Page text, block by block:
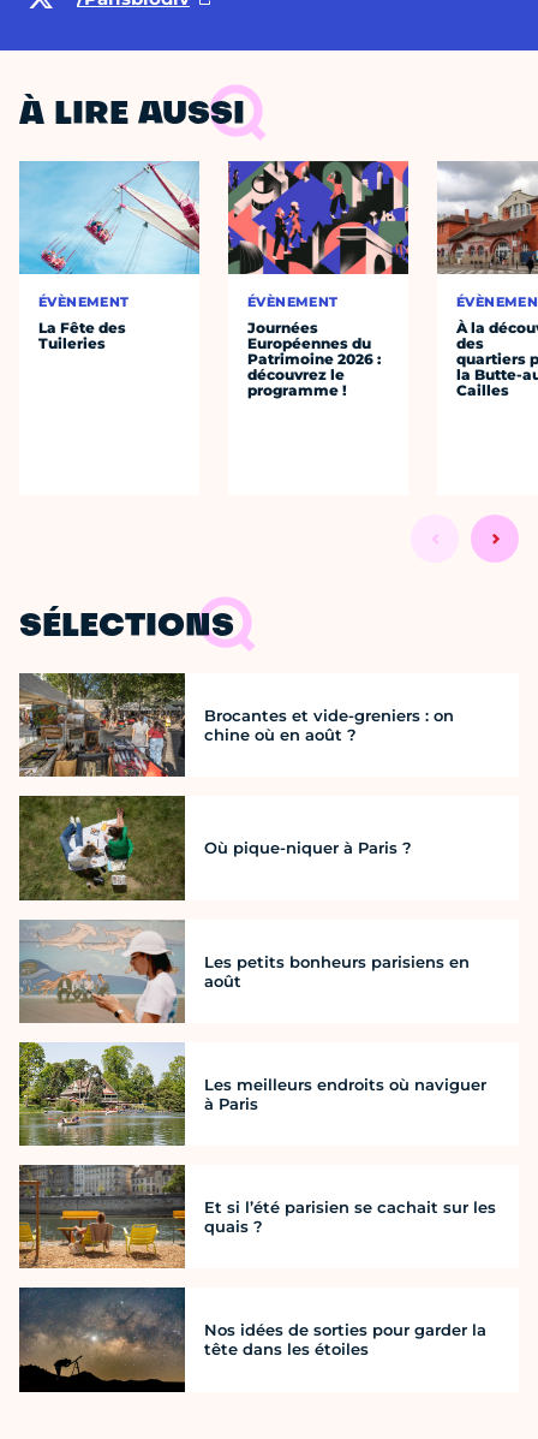
À LIRE AUSSI
ÉVÈNEMENT
La Fête des
Tuileries
ÉVÈNEMENT
Journées
Européennes du
Patrimoine 2026 :
découvrez le
programme !
À la
des
quartiers
la Butte-
Cailles
SÉLECTIONS
Brocantes et vide-greniers : on
chine où en août ?
Où pique-niquer à Paris ?
Les petits bonheurs parisiens en
août
Les meilleurs endroits où naviguer
à Paris
Et si l’été parisien se cachait sur les
quais ?
Nos idées de sorties pour garder la
tête dans les étoiles